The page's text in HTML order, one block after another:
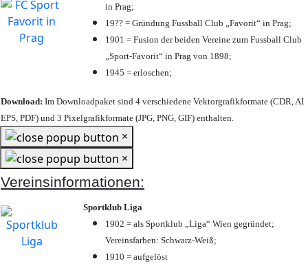
in Prag;
19?? = Gründung Fussball Club „Favorit“ in Prag;
1901 = Fusion der beiden Vereine zum Fussball Club
„Sport-Favorit“ in Prag von 1898;
1945 = erloschen;
Download: Im Downloadpaket sind 4 verschiedene Vektorgrafikformate (CDR, AI
EPS, PDF) und 3 Pixelgrafikformate (JPG, PNG, GIF) enthalten.
×
×
Vereinsinformationen:
Sportklub Liga
1902 = als Sportklub „Liga“ Wien gegründet;
Vereinsfarben: Schwarz-Weiß;
1910 = aufgelöst